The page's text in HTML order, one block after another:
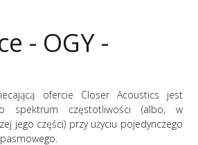
- OGY -
ofercie Closer Acoustics jest
spektrum częstotliwości (albo, w
jego części) przy użyciu pojedynczego